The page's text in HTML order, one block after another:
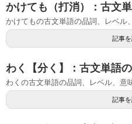
かけても（打消）：古文
かけてもの古文単語の品詞、レベル
記事
わく【分く】：古文単語
わくの古文単語の品詞、レベル、意
記事